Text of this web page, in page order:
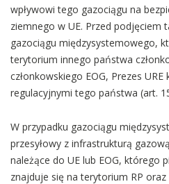
wpływowi tego gazociągu na
ziemnego w UE. Przed podjęciem
gazociągu międzysystemowego,
terytorium innego państwa
członkowskiego EOG, Prezes
regulacyjnymi tego państwa (art.
W przypadku gazociągu
przesyłowy z infrastrukturą
należące do UE lub EOG, którego
znajduje się na terytorium RP